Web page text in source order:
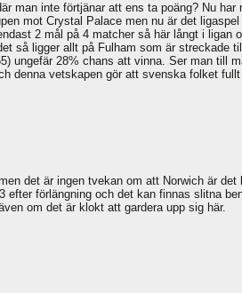
man inte förtjänar att ens ta poäng? Nu
mot Crystal Palace men nu är det
2 mål på 4 matcher så här långt i
så ligger allt på Fulham som är
ungefär 28% chans att vinna. Ser man till
denna vetskapen gör att svenska folket
det är ingen tvekan om att Norwich är
efter förlängning och det kan finnas slitna
om det är klokt att gardera upp sig här.